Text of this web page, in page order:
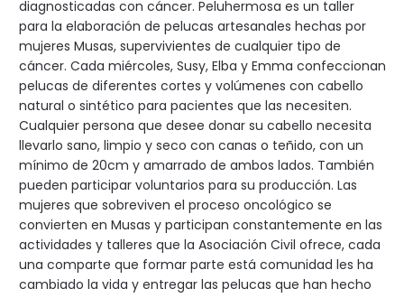
diagnosticadas con cáncer. Peluhermosa es un taller
para la elaboración de pelucas artesanales hechas por
mujeres Musas, supervivientes de cualquier tipo de
cáncer. Cada miércoles, Susy, Elba y Emma confeccionan
pelucas de diferentes cortes y volúmenes con cabello
natural o sintético para pacientes que las necesiten.
Cualquier persona que desee donar su cabello necesita
llevarlo sano, limpio y seco con canas o teñido, con un
mínimo de 20cm y amarrado de ambos lados. También
pueden participar voluntarios para su producción. Las
mujeres que sobreviven el proceso oncológico se
convierten en Musas y participan constantemente en las
actividades y talleres que la Asociación Civil ofrece, cada
una comparte que formar parte está comunidad les ha
cambiado la vida y entregar las pelucas que han hecho